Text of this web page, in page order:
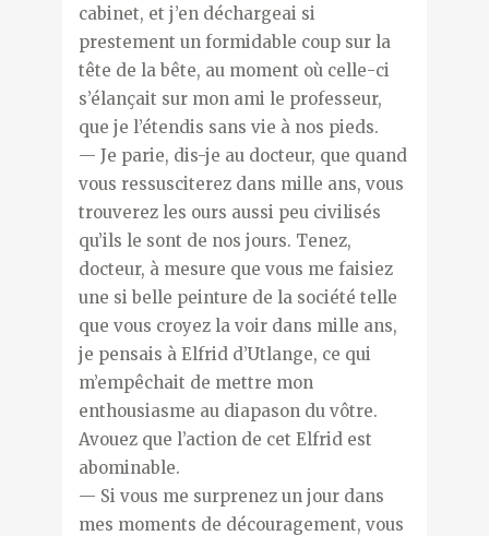
cabinet, et j’en déchargeai si
prestement un formidable coup sur la
tête de la bête, au moment où celle-ci
s’élançait sur mon ami le professeur,
que je l’étendis sans vie à nos pieds.
— Je parie, dis-je au docteur, que quand
vous ressusciterez dans mille ans, vous
trouverez les ours aussi peu civilisés
qu’ils le sont de nos jours. Tenez,
docteur, à mesure que vous me faisiez
une si belle peinture de la société telle
que vous croyez la voir dans mille ans,
je pensais à Elfrid d’Utlange, ce qui
m’empêchait de mettre mon
enthousiasme au diapason du vôtre.
Avouez que l’action de cet Elfrid est
abominable.
— Si vous me surprenez un jour dans
mes moments de découragement, vous